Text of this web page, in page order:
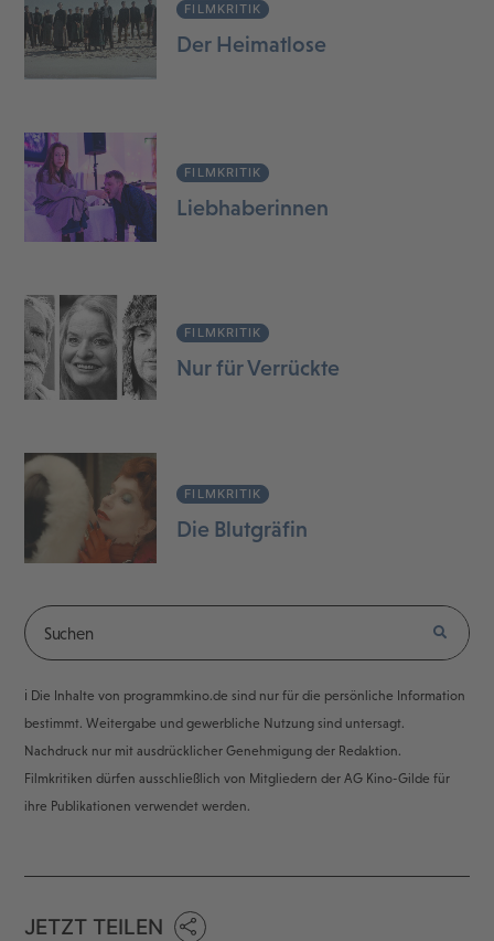
FILMKRITIK
Der Heimatlose
FILMKRITIK
Liebhaberinnen
FILMKRITIK
Nur für Verrückte
FILMKRITIK
Die Blutgräfin
ℹ️ Die Inhalte von programmkino.de sind nur für die persönliche Information
bestimmt. Weitergabe und gewerbliche Nutzung sind untersagt.
Nachdruck nur mit ausdrücklicher Genehmigung der Redaktion.
Filmkritiken dürfen ausschließlich von Mitgliedern der AG Kino-Gilde für
ihre Publikationen verwendet werden.
JETZT TEILEN